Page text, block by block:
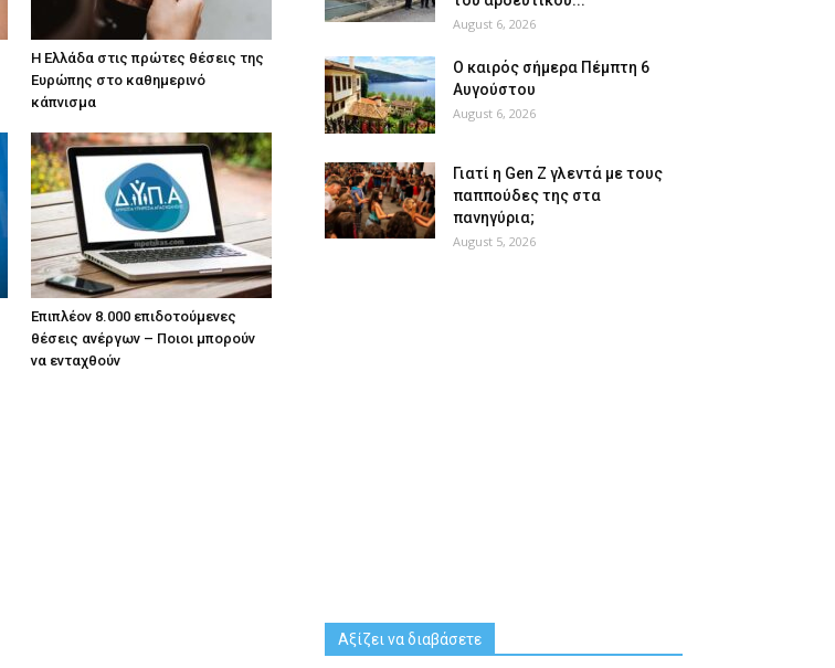
Η Ελλάδα στις πρώτες θέσεις της
Ευρώπης στο καθημερινό
κάπνισμα
Επιπλέον 8.000 επιδοτούμενες
θέσεις ανέργων – Ποιοι μπορούν
να ενταχθούν
August 6, 2026
Ο καιρός σήμερα Πέμπτη 6
Αυγούστου
August 6, 2026
Γιατί η Gen Z γλεντά με τους
παππούδες της στα
πανηγύρια;
August 5, 2026
Αξίζει να διαβάσετε